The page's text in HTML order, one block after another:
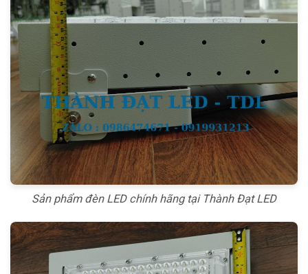
Sản phẩm đèn LED chính hãng tại Thành Đạt LED